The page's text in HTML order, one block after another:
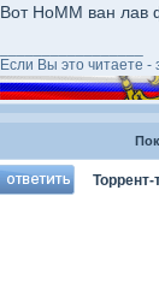
Вот HoMM ван лав
Если Вы это читаете -
Торрент-